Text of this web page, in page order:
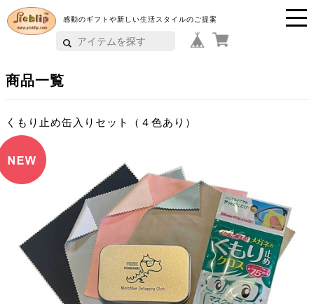
i
k
li
p
感動のギフトや新しい生活スタイルのご提案
商品一覧
くもり止め缶入りセット（４色あり）